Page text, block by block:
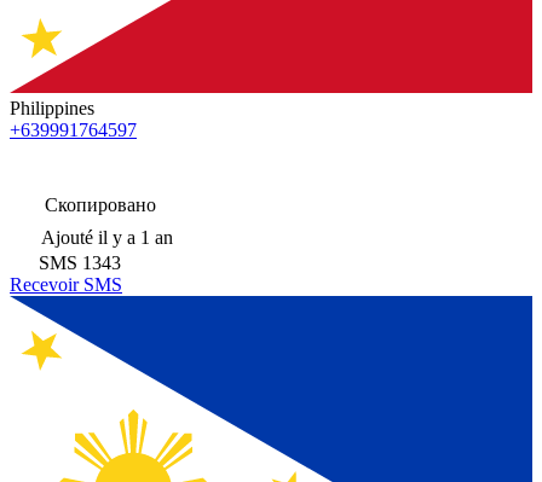
Philippines
+639991764597
Скопировано
Ajouté il y a 1 an
SMS 1343
Recevoir SMS